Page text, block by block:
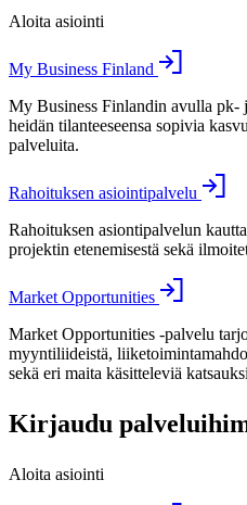
Aloita asiointi
My Business Finland
My Business Finlandin avulla pk-
heidän tilanteeseensa sopivia
palveluita.
Rahoituksen asiointipalvelu
Rahoituksen asiontipalvelun
projektin etenemisestä sekä
Market Opportunities
Market Opportunities -palvelu
myyntiliideistä,
sekä eri maita käsitteleviä
Kirjaudu
Aloita asiointi